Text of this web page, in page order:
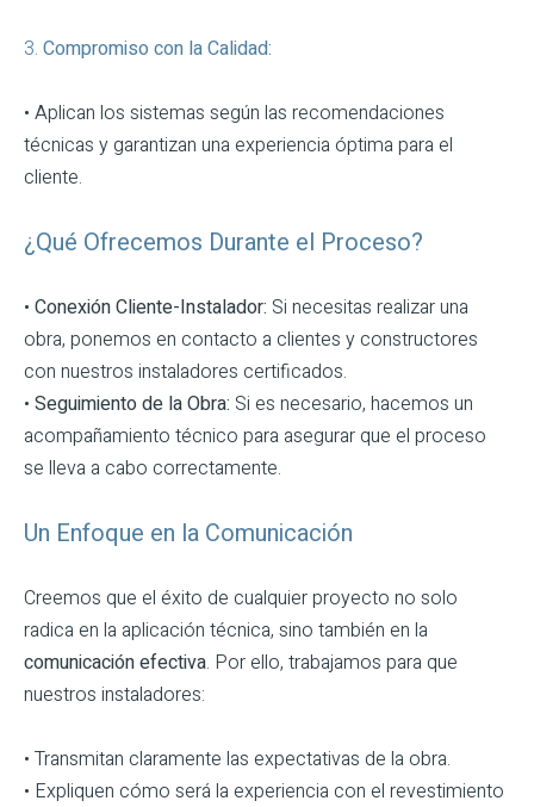
3. Compromiso con la Calidad:
• Aplican los sistemas según las recomendaciones
técnicas y garantizan una experiencia óptima para el
cliente.
¿Qué Ofrecemos Durante el Proceso?
• Conexión Cliente-Instalador: Si necesitas realizar una
obra, ponemos en contacto a clientes y constructores
con nuestros instaladores certificados.
• Seguimiento de la Obra: Si es necesario, hacemos un
acompañamiento técnico para asegurar que el proceso
se lleva a cabo correctamente.
Un Enfoque en la Comunicación
Creemos que el éxito de cualquier proyecto no solo
radica en la aplicación técnica, sino también en la
comunicación efectiva. Por ello, trabajamos para que
nuestros instaladores:
• Transmitan claramente las expectativas de la obra.
• Expliquen cómo será la experiencia con el revestimiento